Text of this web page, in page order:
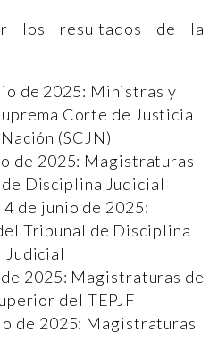
los resultados de la
de 2025: Ministras y
Corte de Justicia
(SCJN)
de 2025: Magistraturas
Disciplina Judicial
de junio de 2025:
Tribunal de Disciplina
Judicial
2025: Magistraturas de
del TEPJF
de 2025: Magistraturas